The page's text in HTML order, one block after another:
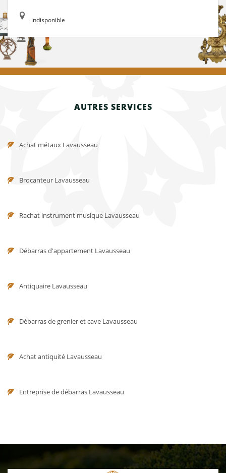
indisponible
AUTRES SERVICES
Achat métaux Lavausseau
Brocanteur Lavausseau
Rachat instrument musique Lavausseau
Débarras d'appartement Lavausseau
Antiquaire Lavausseau
Débarras de grenier et cave Lavausseau
Achat antiquité Lavausseau
Entreprise de débarras Lavausseau